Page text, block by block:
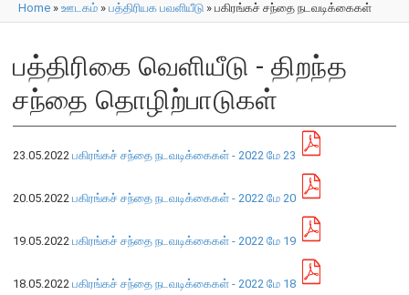
பற்றி
வங்கி பற்றி
பொது நோக்கு
வங்கியின் வரலாறு
தொழிற்பாடுகள்
நிறுவன ரீதியான அமைப்பு
நிறுவனக் கட்டமைப்பு
You are here
Home » ஊடகம் » பத்திரியக பவளியீடு » பகிரங்கச் சந்தை நடவடிக்கைகள்
பத்திரிகை வெளியீடு - திறந்த
சந்தை தொழிற்பாடுகள்
23.05.2022 பகிரங்கச் சந்தை நடவடிக்கைகள் - 2022 மே 23
20.05.2022 பகிரங்கச் சந்தை நடவடிக்கைகள் - 2022 மே 20
19.05.2022 பகிரங்கச் சந்தை நடவடிக்கைகள் - 2022 மே 19
18.05.2022 பகிரங்கச் சந்தை நடவடிக்கைகள் - 2022 மே 18